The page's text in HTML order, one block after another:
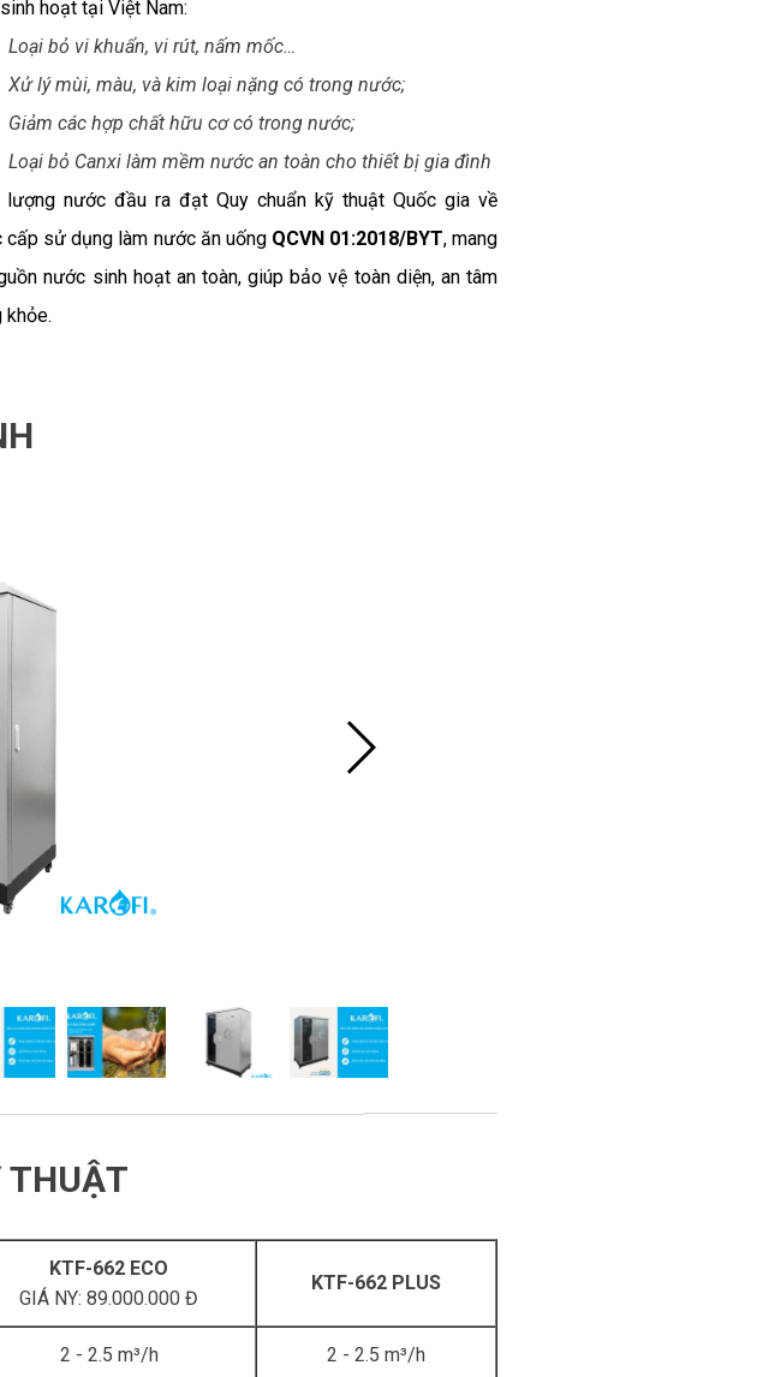
hoạt tại Việt Nam:
Loại bỏ vi khuẩn, vi rút, nấm mốc…
Xử lý mùi, màu, và kim loại nặng có trong nước;
Giảm các hợp chất hữu cơ có trong nước;
Loại bỏ Canxi làm mềm nước an toàn cho thiết bị gia đình
lượng nước đầu ra đạt Quy chuẩn kỹ thuật Quốc gia về
cấp sử dụng làm nước ăn uống QCVN 01:2018/BYT, mang
nước sinh hoạt an toàn, giúp bảo vệ toàn diện, an tâm
khỏe.
THUẬT
KTF-662 ECO
GIÁ NY: 89.000.000 Đ
KTF-662 PLUS
2 - 2.5 m³/h 2 - 2.5 m³/h